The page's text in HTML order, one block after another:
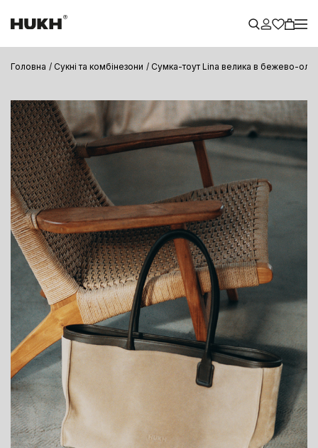
Головна Сукні та комбінезони Сумка-тоут Lina велика в бежево-